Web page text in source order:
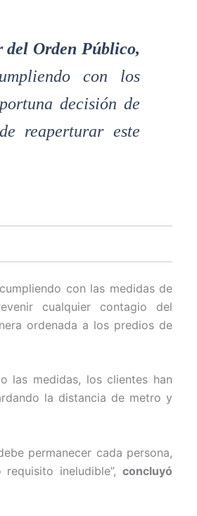
Orden Público,
con los
decisión de
reaperturar este
con las medidas de
cualquier contagio del
ordenada a los predios de
las medidas, los clientes han
la distancia de metro y
permanecer cada persona,
ineludible”, concluyó